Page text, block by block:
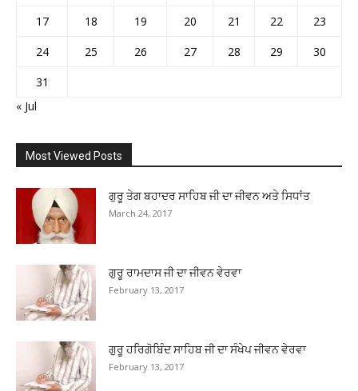
17
18 19 20 21 22
23
24
25 26 27 28 29
30
31
« Jul
Most Viewed Posts
ਗੁਰੂ ਤੇਗ ਬਹਾਦਰ ਸਾਹਿਬ ਜੀ ਦਾ ਜੀਵਨ ਅਤੇ ਸਿਧਾਂਤ
March 24, 2017
ਗੁਰੂ ਰਾਮਦਾਸ ਜੀ ਦਾ ਜੀਵਨ ਵੇਰਵਾ
February 13, 2017
ਗੁਰੂ ਹਰਿਗੋਬਿੰਦ ਸਾਹਿਬ ਜੀ ਦਾ ਸੰਖੇਪ ਜੀਵਨ ਵੇਰਵਾ
February 13, 2017